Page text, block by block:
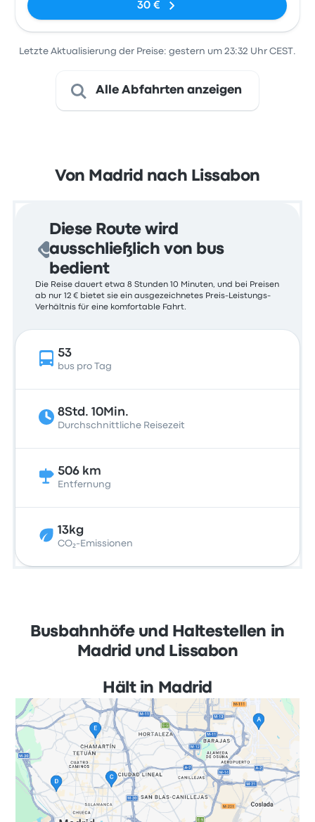
30 €
Letzte Aktualisierung der Preise: gestern um 23:32 Uhr CEST.
Alle Abfahrten anzeigen
Von Madrid nach Lissabon
Diese Route wird
ausschließlich von bus
bedient
Die Reise dauert etwa 8 Stunden 10 Minuten, und bei Preisen
ab nur 12 € bietet sie ein ausgezeichnetes Preis-Leistungs-
Verhältnis für eine komfortable Fahrt.
53
bus pro Tag
8Std. 10Min.
Durchschnittliche Reisezeit
506 km
Entfernung
13kg
CO₂-Emissionen
Busbahnhöfe und Haltestellen in
Madrid und Lissabon
Hält in Madrid